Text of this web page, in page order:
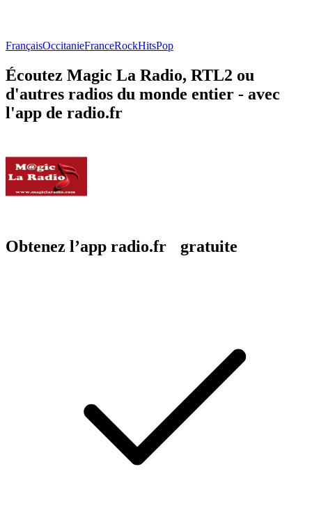
FrançaisOccitanieFranceRockHitsPop
Écoutez Magic La Radio, RTL2 ou
d'autres radios du monde entier - avec
l'app de radio.fr
Obtenez l’app radio.fr gratuite